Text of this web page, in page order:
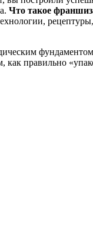
Что такое
как правильно